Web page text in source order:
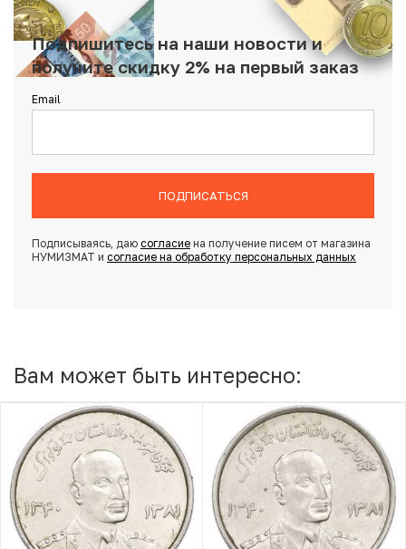
Подпишитесь на наши новости и
получите скидку 2% на первый заказ
Email
ПОДПИСАТЬСЯ
Подписываясь, даю согласиена получение писем от магазина
НУМИЗМАТ и согласие на обработку персональных данных
Вам может быть интересно: